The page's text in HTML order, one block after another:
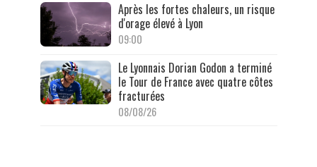
Après les fortes chaleurs, un risque
d'orage élevé à Lyon
09:00
Le Lyonnais Dorian Godon a terminé
le Tour de France avec quatre côtes
fracturées
08/08/26